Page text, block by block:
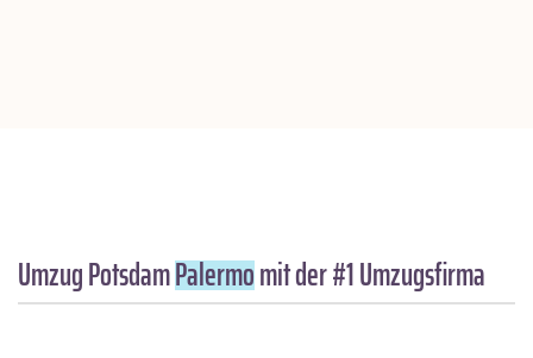
Umzug PotsdamPalermomit der #1 Umzugsfirma